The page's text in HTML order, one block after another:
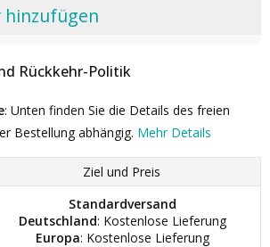
hinzufügen
Rückkehr-Politik
: Unten finden Sie die Details des freien
Bestellung abhängig. Mehr Details
Ziel und Preis
Standardversand
Deutschland: Kostenlose Lieferung
Europa: Kostenlose Lieferung